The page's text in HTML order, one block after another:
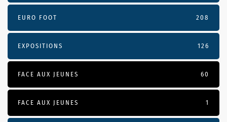
EURO FOOT 208
EXPOSITIONS 126
FACE AUX JEUNES 60
FACE AUX JEUNES 1